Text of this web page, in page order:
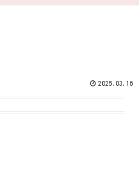
2025.03.16